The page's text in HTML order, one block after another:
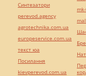
Синтезатори
perevod.agency
agrotechnika.com.ua
europeservice.com.ua
текст юа
Посилання
kievperevod.com.ua